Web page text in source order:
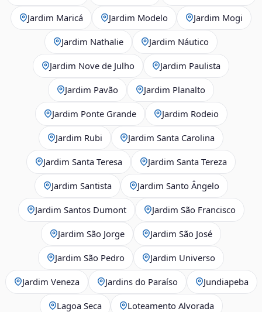
Jardim Maricá Jardim Modelo Jardim Mogi
Jardim Nathalie Jardim Náutico
Jardim Nove de Julho Jardim Paulista
Jardim Pavão Jardim Planalto
Jardim Ponte Grande Jardim Rodeio
Jardim Rubi Jardim Santa Carolina
Jardim Santa Teresa Jardim Santa Tereza
Jardim Santista Jardim Santo Ângelo
Jardim Santos Dumont Jardim São Francisco
Jardim São Jorge Jardim São José
Jardim São Pedro Jardim Universo
Jardim Veneza Jardins do Paraíso Jundiapeba
Lagoa Seca Loteamento Alvorada